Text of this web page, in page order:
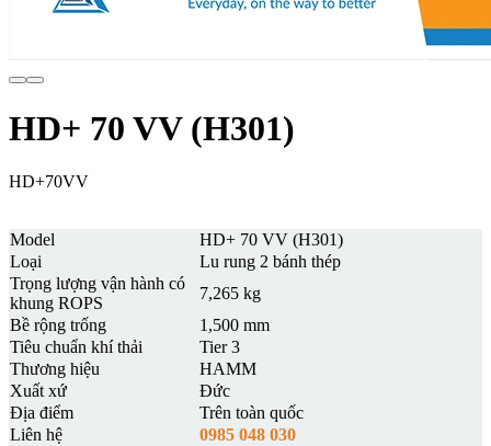
HD+ 70 VV (H301)
HD+70VV
Model
HD+ 70 VV (H301)
Loại
Lu rung 2 bánh thép
Trọng lượng vận hành có
khung ROPS
7,265 kg
Bề rộng trống
1,500 mm
Tiêu chuẩn khí thải
Tier 3
Thương hiệu
HAMM
Xuất xứ
Đức
Địa điểm
Trên toàn quốc
Liên hệ
0985 048 030